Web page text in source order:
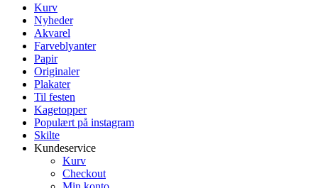
Kurv
Nyheder
Akvarel
Farveblyanter
Papir
Originaler
Plakater
Til festen
Kagetopper
Populært på instagram
Skilte
Kundeservice
Kurv
Checkout